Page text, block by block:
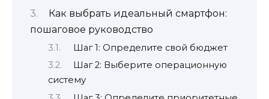
Как выбрать идеальный смартфон:
пошаговое руководство
Шаг 1: Определите свой бюджет
Шаг 2: Выберите операционную
систему